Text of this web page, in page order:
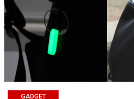
GADGET